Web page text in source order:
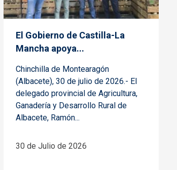
El Gobierno de Castilla-La
Mancha apoya...
Chinchilla de Montearagón
(Albacete), 30 de julio de 2026.- El
delegado provincial de Agricultura,
Ganadería y Desarrollo Rural de
Albacete, Ramón...
30 de Julio de 2026